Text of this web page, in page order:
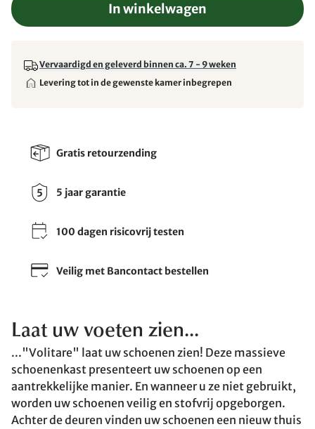
In winkelwagen
Vervaardigd en geleverd binnen ca. 7 - 9 weken
Levering tot in de gewenste kamer inbegrepen
Gratis retourzending
5 jaar garantie
100 dagen risicovrij testen
Veilig met Bancontact bestellen
Laat uw voeten zien...
..."Volitare" laat uw schoenen zien! Deze massieve
schoenenkast presenteert uw schoenen op een
aantrekkelijke manier. En wanneer u ze niet gebruikt,
worden uw schoenen veilig en stofvrij opgeborgen.
Achter de deuren vinden uw schoenen een nieuw thuis